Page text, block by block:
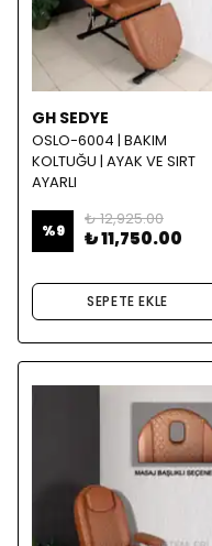
GH SEDYE
OSLO-6004 | BAKIM
KOLTUĞU | AYAK VE SIRT
AYARLI
%9
₺ 12,925.00
₺ 11,750.00
SEPETE EKLE